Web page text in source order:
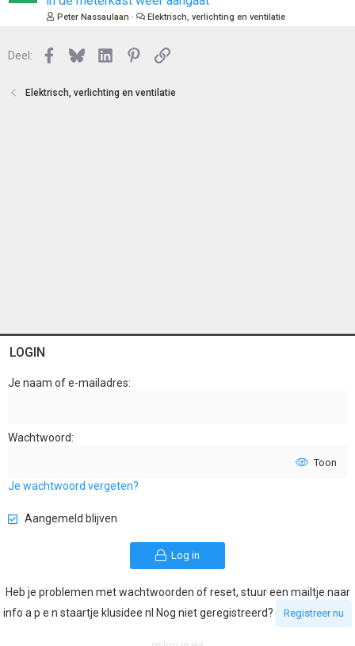
Peter Nassaulaan Elektrisch, verlichting en ventilatie
Deel: Facebook
BlueskyLinkedInPinterest
Link
Elektrisch, verlichting en ventilatie
LOGIN
Je naam of e-mailadres
Wachtwoord
Toon
Je wachtwoord vergeten?
Aangemeld blijven
Log in
Heb je problemen met wachtwoorden of reset, stuur een mailtje naar
info a p e n staartje klusidee nl Nog niet geregistreerd?
Registreer nu